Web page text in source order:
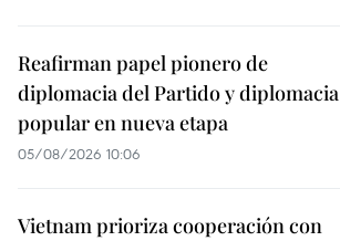
Reafirman papel pionero de
diplomacia del Partido y diplomacia
popular en nueva etapa
05/08/2026 10:06
Vietnam prioriza cooperación con